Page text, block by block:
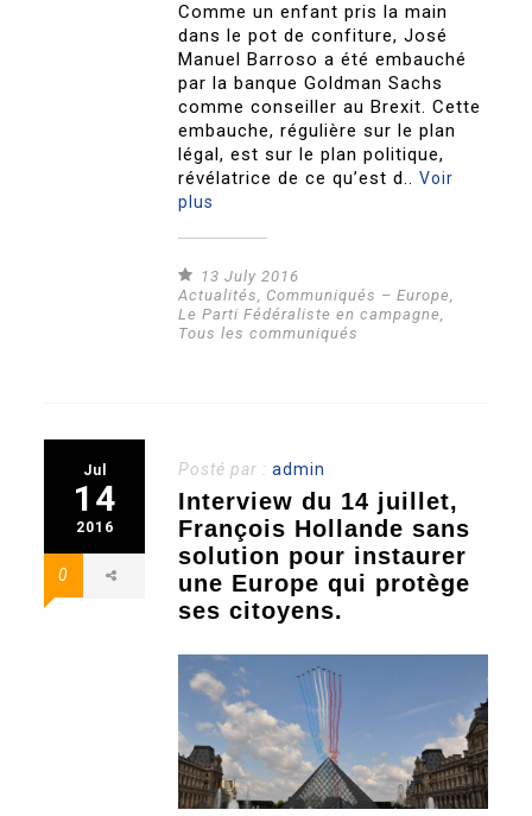
Comme un enfant pris la main
dans le pot de confiture, José
Manuel Barroso a été embauché
par la banque Goldman Sachs
comme conseiller au Brexit. Cette
embauche, régulière sur le plan
légal, est sur le plan politique,
révélatrice de ce qu’est d..Voir
plus
13 July 2016
Actualités, Communiqués – Europe,
Le Parti Fédéraliste en campagne,
Tous les communiqués
Jul
14
2016
0
Posté par :admin
Interview du 14 juillet,
François Hollande sans
solution pour instaurer
une Europe qui protège
ses citoyens.